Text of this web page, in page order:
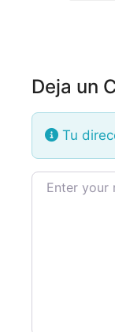
Deja un
Tu
Texto de la